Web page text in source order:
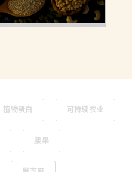
植物蛋白 可持续农业
腰果